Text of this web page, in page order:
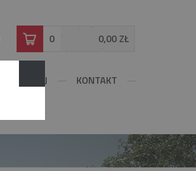
0 0,00 ZŁ
KONFIGURUJ KONTAKT